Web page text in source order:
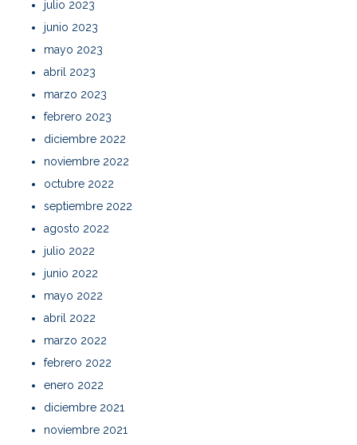
julio 2023
junio 2023
mayo 2023
abril 2023
marzo 2023
febrero 2023
diciembre 2022
noviembre 2022
octubre 2022
septiembre 2022
agosto 2022
julio 2022
junio 2022
mayo 2022
abril 2022
marzo 2022
febrero 2022
enero 2022
diciembre 2021
noviembre 2021